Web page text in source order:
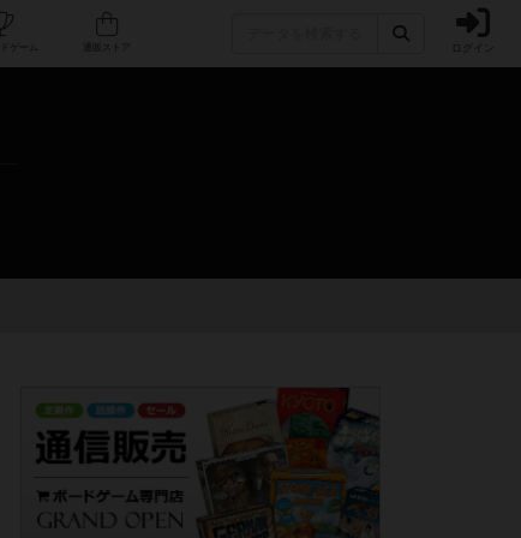
人気ボードゲーム ログイン